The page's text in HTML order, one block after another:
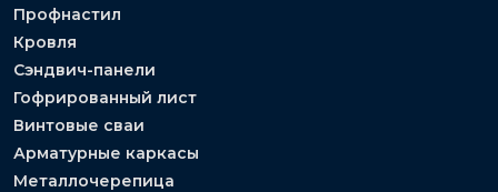
Профнастил
Кровля
Сэндвич-панели
Гофрированный лист
Винтовые сваи
Арматурные каркасы
Металлочерепица